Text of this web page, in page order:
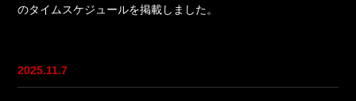
のタイムスケジュールを掲載しました。
2025.11.7